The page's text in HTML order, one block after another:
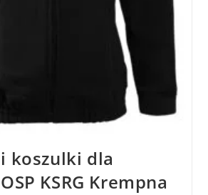
koszulki dla
KSRG Krempna